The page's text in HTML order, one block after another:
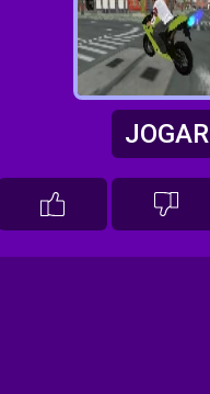
JOGAR